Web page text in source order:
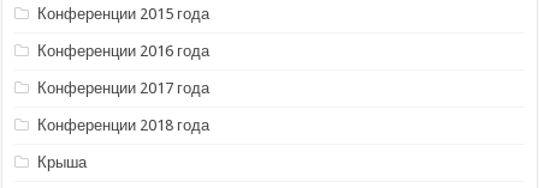
Конференции 2015 года
Конференции 2016 года
Конференции 2017 года
Конференции 2018 года
Крыша